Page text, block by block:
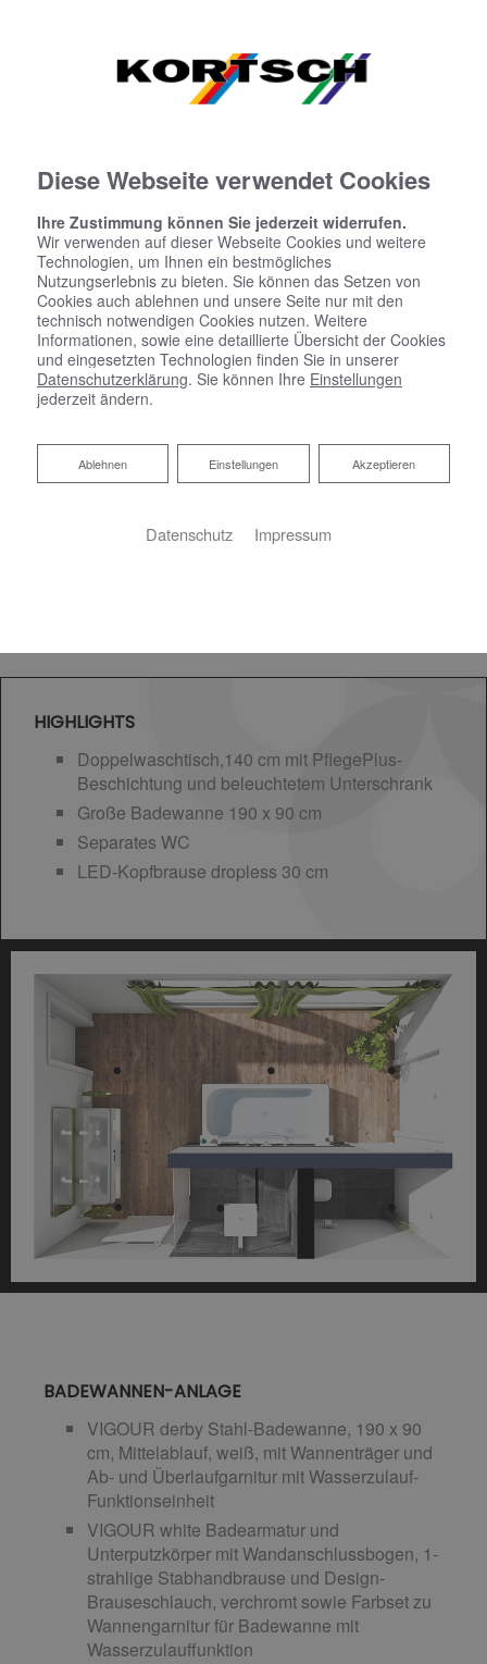
Startseite»Bad»Badinspiration & Musterbäder»Komfort-Bad 15,9
Komfort-Bad 15,9 ㎡
HIGHLIGHTS
Doppelwaschtisch,140 cm mit PflegePlus-
Beschichtung und beleuchtetem Unterschrank
Große Badewanne 190 x 90 cm
Separates WC
LED-Kopfbrause dropless 30 cm
BADEWANNEN-ANLAGE
VIGOUR derby Stahl-Badewanne, 190 x 90
cm, Mittelablauf, weiß, mit Wannenträger und
Ab- und Überlaufgarnitur mit Wasserzulauf-
Funktionseinheit
VIGOUR white Badearmatur und
Unterputzkörper mit Wandanschlussbogen, 1-
strahlige Stabhandbrause und Design-
Brauseschlauch, verchromt sowie Farbset zu
Wannengarnitur für Badewanne mit
Wasserzulauffunktion
Diese Webseite verwendet Cookies
Ihre Zustimmung können Sie jederzeit widerrufen.
Wir verwenden auf dieser Webseite Cookies und weitere
Technologien, um Ihnen ein bestmögliches
Nutzungserlebnis zu bieten. Sie können das Setzen von
Cookies auch ablehnen und unsere Seite nur mit den
technisch notwendigen Cookies nutzen. Weitere
Informationen, sowie eine detaillierte Übersicht der Cookies
und eingesetzten Technologien finden Sie in unserer
Datenschutzerklärung. Sie können Ihre Einstellungen
jederzeit ändern.
Akzeptieren
Einstellungen
Ablehnen
Ablehnen
Datenschutz Impressum